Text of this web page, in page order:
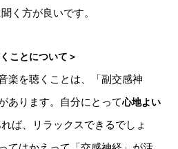
く方が良いです。
ことについて＞
楽を聴くことは、「副交感神
あります。自分にとって心地よい
ば、リラックスできるでしょ